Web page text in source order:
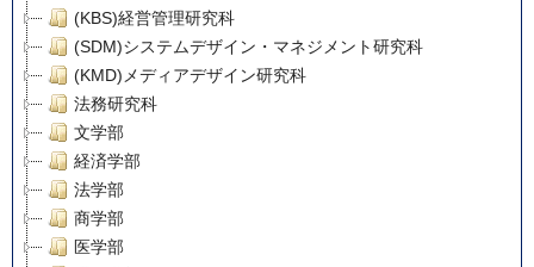
(KBS)経営管理研究科
(SDM)システムデザイン・マネジメント研究科
(KMD)メディアデザイン研究科
法務研究科
文学部
経済学部
法学部
商学部
医学部